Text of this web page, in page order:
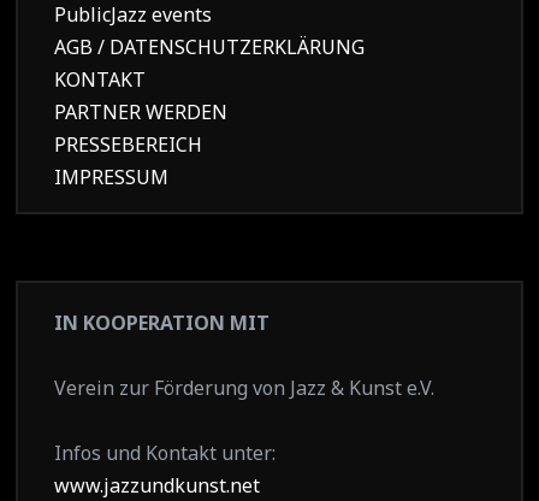
PublicJazz events
AGB / DATENSCHUTZERKLÄRUNG
KONTAKT
PARTNER WERDEN
PRESSEBEREICH
IMPRESSUM
IN KOOPERATION MIT
Verein zur Förderung von Jazz & Kunst e.V.
Infos und Kontakt unter:
www.jazzundkunst.net